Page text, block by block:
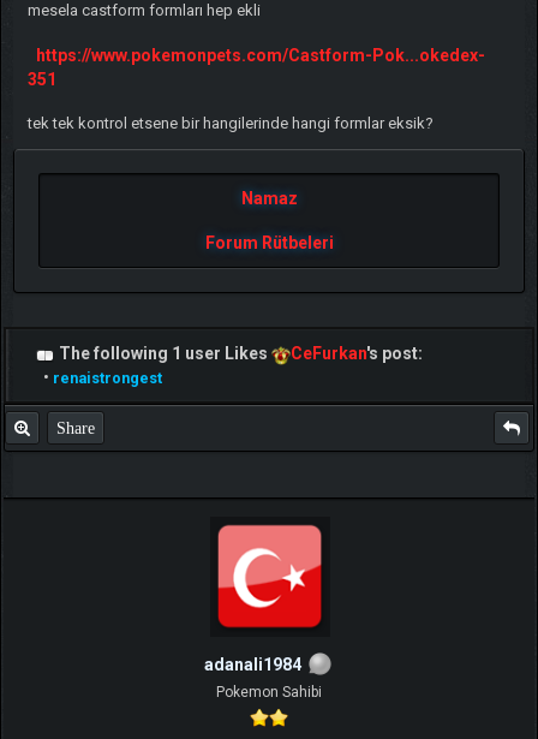
mesela castform formları hep ekli
https://www.pokemonpets.com/Castform-Pok...okedex-
351
tek tek kontrol etsene bir hangilerinde hangi formlar eksik?
Namaz
Forum Rütbeleri
The following 1 user Likes CeFurkan's post:
• renaistrongest
Share
adanali1984
Pokemon Sahibi